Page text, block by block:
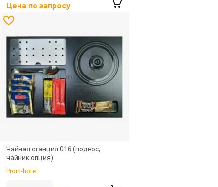
Цена по запросу
Цена по запросу
Чайная станция 016 (поднос,
чайник опция)
Prom-hotel